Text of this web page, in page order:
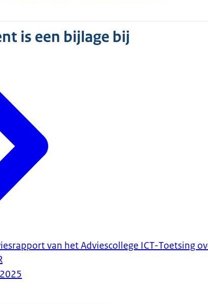
is een bijlage bij
van het Adviescollege ICT-Toetsing